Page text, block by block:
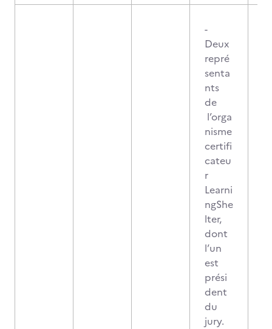
-
Deux
repré
senta
nts
de
l’orga
nisme
certifi
cateu
r
Learni
ngShe
lter,
dont
l’un
est
prési
dent
du
jury.